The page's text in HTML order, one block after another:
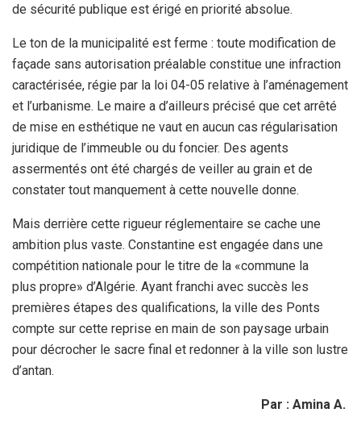
de sécurité publique est érigé en priorité absolue.
Le ton de la municipalité est ferme : toute modification de
façade sans autorisation préalable constitue une infraction
caractérisée, régie par la loi 04-05 relative à l’aménagement
et l’urbanisme. Le maire a d’ailleurs précisé que cet arrêté
de mise en esthétique ne vaut en aucun cas régularisation
juridique de l’immeuble ou du foncier. Des agents
assermentés ont été chargés de veiller au grain et de
constater tout manquement à cette nouvelle donne.
Mais derrière cette rigueur réglementaire se cache une
ambition plus vaste. Constantine est engagée dans une
compétition nationale pour le titre de la «commune la
plus propre» d’Algérie. Ayant franchi avec succès les
premières étapes des qualifications, la ville des Ponts
compte sur cette reprise en main de son paysage urbain
pour décrocher le sacre final et redonner à la ville son lustre
d’antan.
Par : Amina A.